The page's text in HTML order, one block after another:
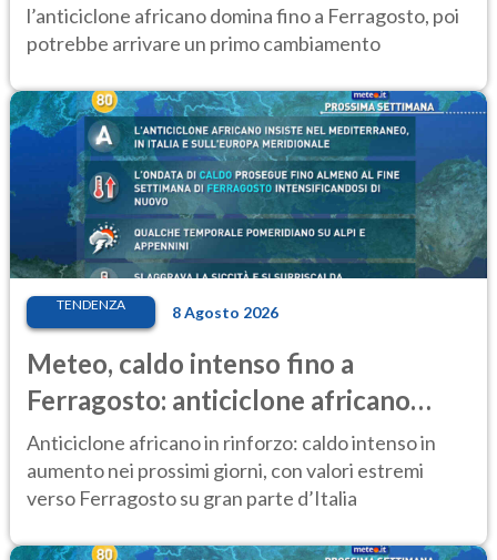
l’anticiclone africano domina fino a Ferragosto, poi
potrebbe arrivare un primo cambiamento
TENDENZA 8 Agosto 2026
Meteo, caldo intenso fino a
Ferragosto: anticiclone africano
ancora protagonista
Anticiclone africano in rinforzo: caldo intenso in
aumento nei prossimi giorni, con valori estremi
verso Ferragosto su gran parte d’Italia